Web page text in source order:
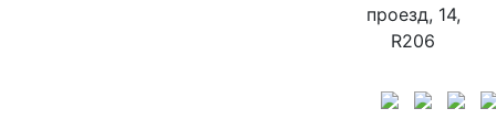
проезд, 14,
R206